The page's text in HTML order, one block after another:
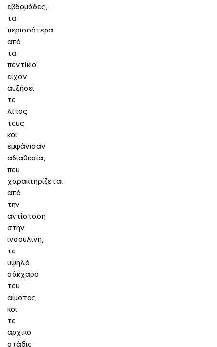
εβδομάδες,
τα
περισσότερα
από
τα
ποντίκια
είχαν
αυξήσει
το
λίπος
τους
και
εμφάνισαν
αδιαθεσία,
που
χαρακτηρίζεται
από
την
αντίσταση
στην
ινσουλίνη,
το
υψηλό
σάκχαρο
του
αίματος
και
το
αρχικό
στάδιο